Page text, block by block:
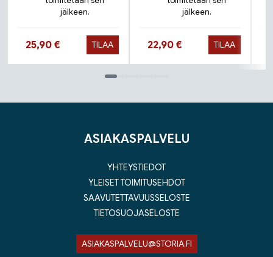
jälkeen.
Hinta nyt
25,90 € TILAA
jälkeen.
Hinta nyt
22,90 € TILAA
ASIAKASPALVELU
YHTEYSTIEDOT
YLEISET TOIMITUSEHDOT
SAAVUTETTAVUUSSELOSTE
TIETOSUOJASELOSTE
ASIAKASPALVELU@STORIA.FI